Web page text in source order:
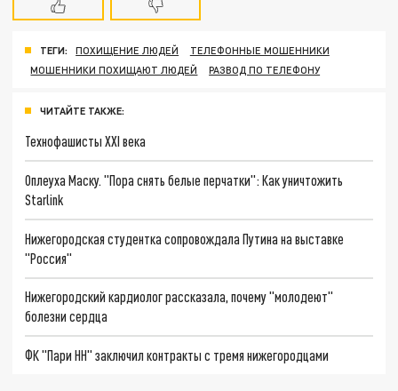
ТЕГИ: ПОХИЩЕНИЕ ЛЮДЕЙ
ТЕЛЕФОННЫЕ МОШЕННИКИ
МОШЕННИКИ ПОХИЩАЮТ ЛЮДЕЙ
РАЗВОД ПО ТЕЛЕФОНУ
ЧИТАЙТЕ ТАКЖЕ:
Технофашисты XXI века
Оплеуха Маску. "Пора снять белые перчатки": Как уничтожить
Starlink
Нижегородская студентка сопровождала Путина на выставке
"Россия"
Нижегородский кардиолог рассказала, почему "молодеют"
болезни сердца
ФК "Пари НН" заключил контракты с тремя нижегородцами